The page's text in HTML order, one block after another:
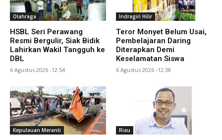
Olahraga
HSBL Seri Perawang
Resmi Bergulir, Siak Bidik
Lahirkan Wakil Tangguh ke
DBL
6 Agustus 2026 -12:54
Indragiri Hilir
Teror Monyet Belum Usai,
Pembelajaran Daring
Diterapkan Demi
Keselamatan Siswa
6 Agustus 2026 -12:38
Kepulauan Meranti Riau